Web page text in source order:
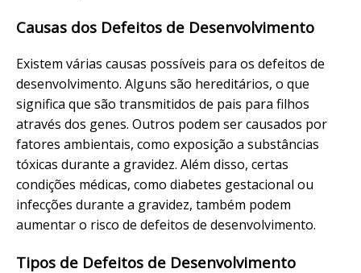
Causas dos Defeitos de Desenvolvimento
Existem várias causas possíveis para os defeitos de
desenvolvimento. Alguns são hereditários, o que
significa que são transmitidos de pais para filhos
através dos genes. Outros podem ser causados por
fatores ambientais, como exposição a substâncias
tóxicas durante a gravidez. Além disso, certas
condições médicas, como diabetes gestacional ou
infecções durante a gravidez, também podem
aumentar o risco de defeitos de desenvolvimento.
Tipos de Defeitos de Desenvolvimento